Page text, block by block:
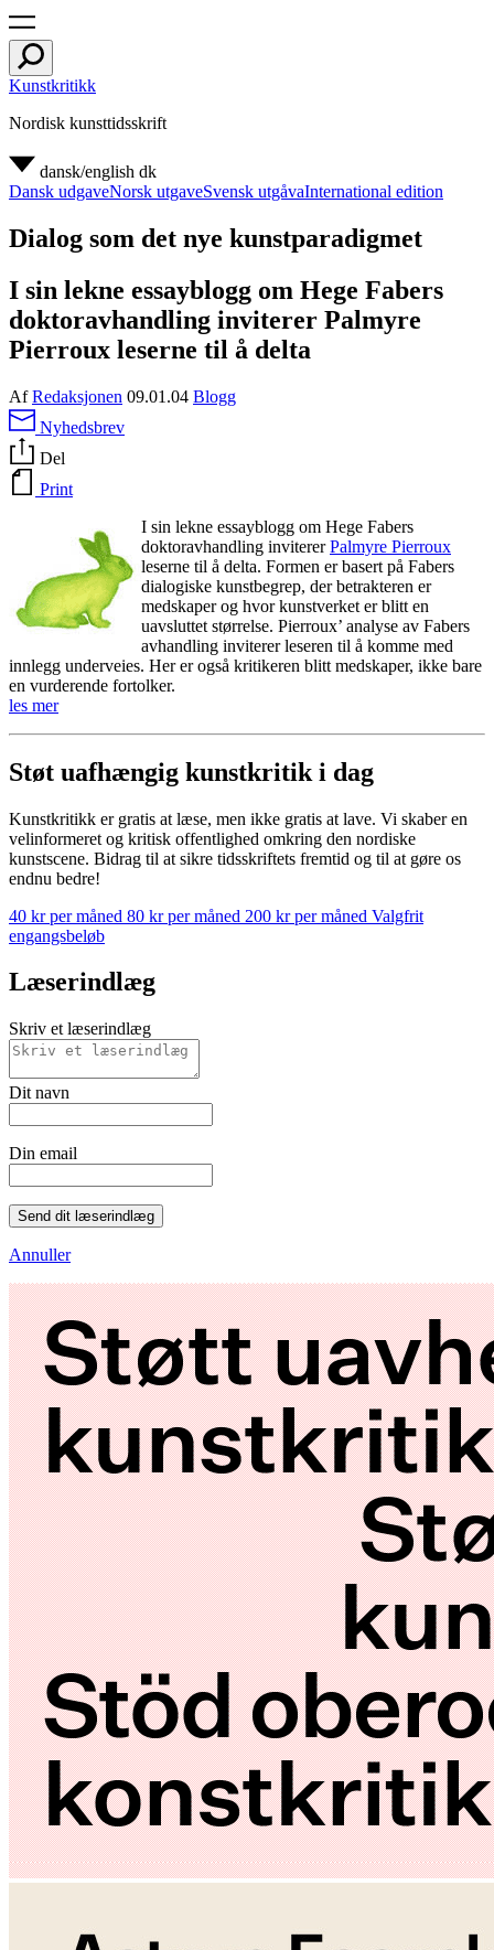
Kunstkritikk
Nordisk kunsttidsskrift
dansk/english dk
Dansk udgaveNorsk utgaveSvensk utgåvaInternational edition
Dialog som det nye kunstparadigmet
I sin lekne essayblogg om Hege Fabers
doktoravhandling inviterer Palmyre
Pierroux leserne til å delta
AfRedaksjonen 09.01.04 Blogg
Nyhedsbrev
Del
Print
I sin lekne essayblogg om Hege Fabers
doktoravhandling invitererPalmyre Pierroux
leserne til å delta. Formen er basert på Fabers
dialogiske kunstbegrep, der betrakteren er
medskaper og hvor kunstverket er blitt en
uavsluttet størrelse. Pierroux’ analyse av Fabers
avhandling inviterer leseren til å komme med
innlegg underveies. Her er også kritikeren blitt medskaper, ikke bare
en vurderende fortolker.
les mer
Støt uafhængig kunstkritik i dag
Kunstkritikk er gratis at læse, men ikke gratis at lave. Vi skaber en
velinformeret og kritisk offentlighed omkring den nordiske
kunstscene. Bidrag til at sikre tidsskriftets fremtid og til at gøre os
endnu bedre!
40 kr per måned 80 kr per måned 200 kr per måned Valgfrit
engangsbeløb
Læserindlæg
Skriv et læserindlæg
Dit navn
Din email
Send dit læserindlæg
Annuller